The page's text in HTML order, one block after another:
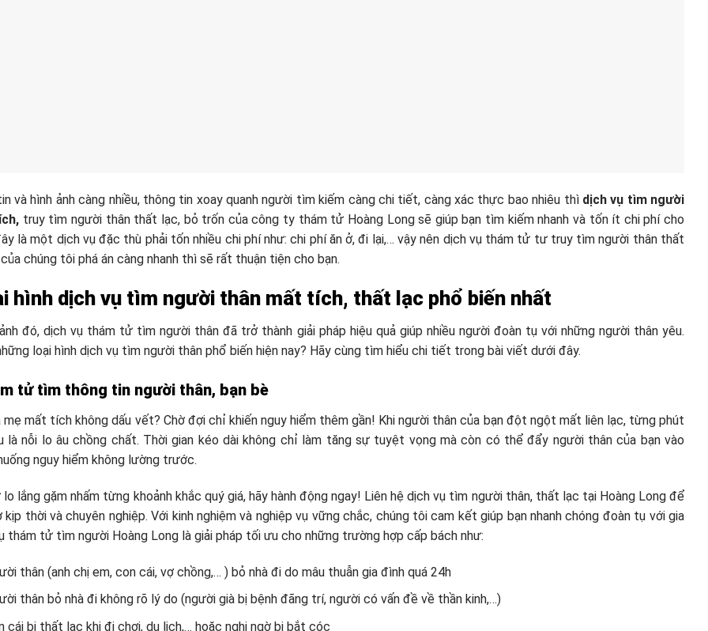
và hình ảnh càng nhiều, thông tin xoay quanh người tìm kiếm càng chi tiết, càng xác thực bao nhiêu thìdịch vụ tìm người
truy tìm người thân thất lạc, bỏ trốn của công ty thám tử Hoàng Long sẽ giúp bạn tìm kiếm nhanh và tốn ít chi phí cho
là một dịch vụ đặc thù phải tốn nhiều chi phí như: chi phí ăn ở, đi lại,… vậy nên dịch vụ thám tử tư truy tìm người thân thất
chúng tôi phá án càng nhanh thì sẽ rất thuận tiện cho bạn.
hình dịch vụ tìm người thân mất tích, thất lạc phổ biến nhất
đó, dịch vụ thám tử tìm người thân đã trở thành giải pháp hiệu quả giúp nhiều người đoàn tụ với những người thân yêu.
loại hình dịch vụ tìm người thân phổ biến hiện nay? Hãy cùng tìm hiểu chi tiết trong bài viết dưới đây.
tử tìm thông tin người thân, bạn bè
mẹ mất tích không dấu vết? Chờ đợi chỉ khiến nguy hiểm thêm gần! Khi người thân của bạn đột ngột mất liên lạc, từng phút
là nỗi lo âu chồng chất. Thời gian kéo dài không chỉ làm tăng sự tuyệt vọng mà còn có thể đẩy người thân của bạn vào
nguy hiểm không lường trước.
lắng gặm nhấm từng khoảnh khắc quý giá, hãy hành động ngay! Liên hệ dịch vụ tìm người thân, thất lạc tại Hoàng Long để
thời và chuyên nghiệp. Với kinh nghiệm và nghiệp vụ vững chắc, chúng tôi cam kết giúp bạn nhanh chóng đoàn tụ với gia
thám tử tìm người Hoàng Long là giải pháp tối ưu cho những trường hợp cấp bách như:
thân (anh chị em, con cái, vợ chồng,… ) bỏ nhà đi do mâu thuẫn gia đình quá 24h
thân bỏ nhà đi không rõ lý do (người già bị bệnh đãng trí, người có vấn đề về thần kinh,…)
cái bị thất lạc khi đi chơi, du lịch,… hoặc nghi ngờ bị bắt cóc